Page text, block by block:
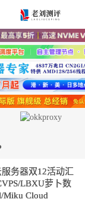
服务器双12活动汇
LBXU萝卜数
Miku Cloud